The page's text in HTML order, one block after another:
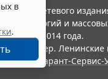
в
.
сетевого
технологий и
18 июня 2014 года.
тер. Ленинские
"НПП "
Гарант-